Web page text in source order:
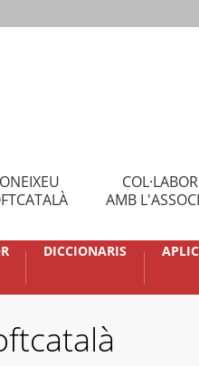
AMB
DICCIONARIS